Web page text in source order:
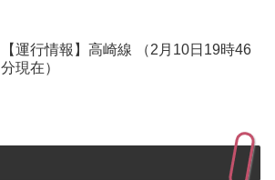
【運行情報】高崎線 （2月10日19時46
分現在）